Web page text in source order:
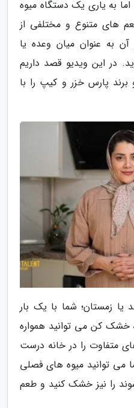
اما به یاری یک دستگاه میوه
های متنوع و مختلفی از
به عنوان میان وعده یا
در این ویدیو قصد داریم
پارس خزر و کیپ را با
یا زمستان؛ شما با یک بار
خشک کن می توانید همواره
متفاوت را در خانه درست
می توانید میوه های فصلی
را نیز خشک کنید و طعم